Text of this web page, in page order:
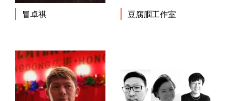
冒卓祺 豆腐膶工作室